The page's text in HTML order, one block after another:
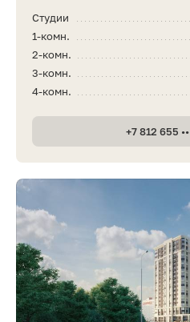
Студии
1-комн.
2-комн.
3-комн.
4-комн.
+7 812 655 ••